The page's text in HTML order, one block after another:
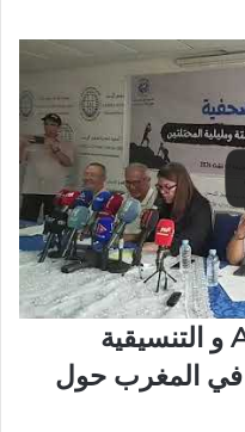
الندوة الصحفية لAMDH و التنسيقية
في المغرب حول